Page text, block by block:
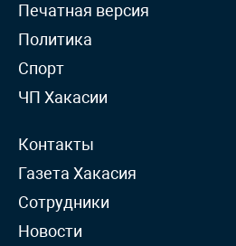
Печатная версия
Политика
Спорт
ЧП Хакасии
Контакты
Газета Хакасия
Сотрудники
Новости